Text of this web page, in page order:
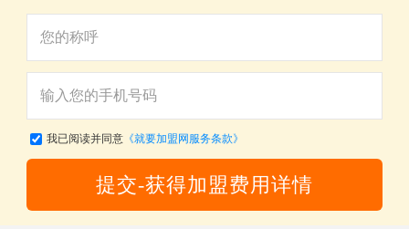
我已阅读并同意《就要加盟网服务条款》
提交-获得加盟费用详情